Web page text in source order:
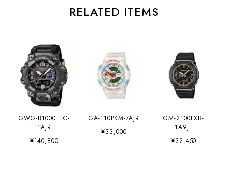
RELATED ITEMS
GWG-B1000TLC-
1AJR
¥140,800
GA-110PKM-7AJR
¥33,000
GM-2100LXB-
1A9JF
¥32,450